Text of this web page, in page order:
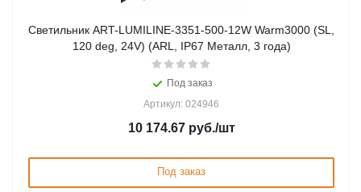
Светильник ART-LUMILINE-3351-500-12W Warm3000 (SL,
120 deg, 24V) (ARL, IP67 Металл, 3 года)
Под заказ
Артикул: 024946
10 174.67руб./шт
Под заказ